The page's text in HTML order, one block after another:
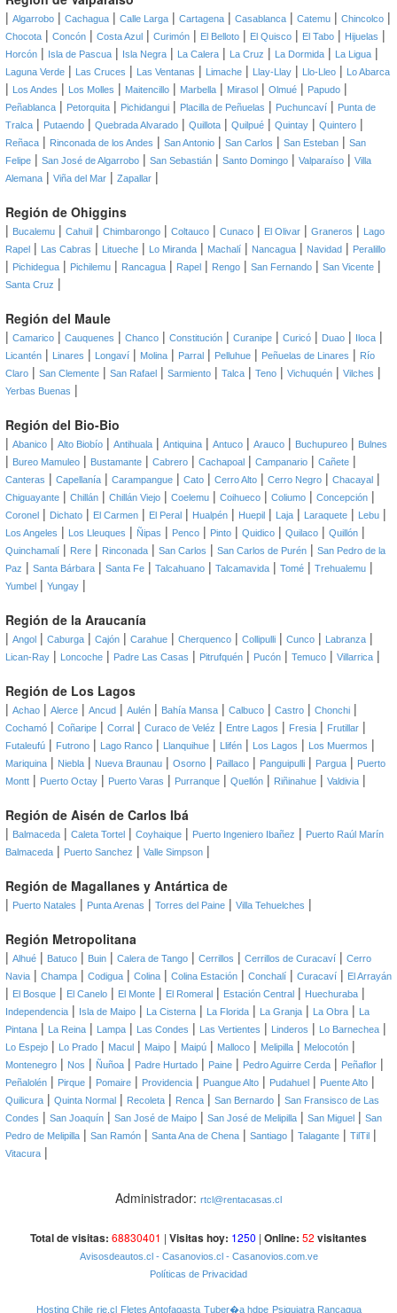
| Algarrobo | Cachagua | Calle Larga | Cartagena | Casablanca | Catemu | Chincolco |
Chocota | Concón | Costa Azul | Curimón | El Belloto | El Quisco | El Tabo | Hijuelas |
Horcón | Isla de Pascua | Isla Negra | La Calera | La Cruz | La Dormida | La Ligua |
Laguna Verde | Las Cruces | Las Ventanas | Limache | Llay-Llay | Llo-Lleo | Lo Abarca
| Los Andes | Los Molles | Maitencillo | Marbella | Mirasol | Olmué | Papudo |
Peñablanca | Petorquita | Pichidangui | Placilla de Peñuelas | Puchuncaví | Punta de
Tralca | Putaendo | Quebrada Alvarado | Quillota | Quilpué | Quintay | Quintero |
Reñaca | Rinconada de los Andes | San Antonio | San Carlos | San Esteban | San
Felipe | San José de Algarrobo | San Sebastián | Santo Domingo | Valparaíso | Villa
Alemana | Viña del Mar | Zapallar |
Región de Ohiggins
| Bucalemu | Cahuil | Chimbarongo | Coltauco | Cunaco | El Olivar | Graneros |
Lago
Rapel | Las Cabras | Litueche | Lo Miranda | Machalí | Nancagua | Navidad | Peralillo
| Pichidegua | Pichilemu | Rancagua | Rapel | Rengo | San Fernando | San Vicente |
Santa Cruz |
Región del Maule
| Camarico | Cauquenes | Chanco | Constitución | Curanipe | Curicó | Duao | Iloca |
Licantén | Linares | Longaví | Molina | Parral | Pelluhue | Peñuelas de Linares | Río
Claro | San Clemente | San Rafael | Sarmiento | Talca | Teno | Vichuquén | Vilches |
Yerbas Buenas |
Región del Bio-Bio
| Abanico | Alto Biobío | Antihuala | Antiquina | Antuco | Arauco | Buchupureo | Bulnes
| Bureo Mamuleo | Bustamante | Cabrero | Cachapoal | Campanario | Cañete |
Canteras | Capellanía | Carampangue | Cato | Cerro Alto | Cerro Negro | Chacayal |
Chiguayante | Chillán | Chillán Viejo | Coelemu | Coihueco | Coliumo | Concepción |
Coronel | Dichato | El Carmen | El Peral | Hualpén | Huepil | Laja | Laraquete | Lebu |
Los Angeles | Los Lleuques | Ñipas | Penco | Pinto | Quidico | Quilaco | Quillón |
Quinchamalí | Rere | Rinconada | San Carlos | San Carlos de Purén | San Pedro de la
Paz | Santa Bárbara | Santa Fe | Talcahuano | Talcamavida | Tomé | Trehualemu |
Yumbel | Yungay |
Región de la Araucanía
| Angol | Caburga | Cajón | Carahue | Cherquenco | Collipulli | Cunco | Labranza |
Lican-Ray | Loncoche | Padre Las Casas | Pitrufquén | Pucón | Temuco | Villarrica |
Región de Los Lagos
| Achao | Alerce | Ancud | Aulén | Bahía Mansa | Calbuco | Castro | Chonchi |
Cochamó | Coñaripe | Corral | Curaco de Veléz | Entre Lagos | Fresia | Frutillar |
Futaleufú | Futrono | Lago Ranco | Llanquihue | Llifén | Los Lagos | Los Muermos |
Mariquina | Niebla | Nueva Braunau | Osorno | Paillaco | Panguipulli | Pargua | Puerto
Montt | Puerto Octay | Puerto Varas | Purranque | Quellón | Riñinahue | Valdivia |
Región de Aisén de Carlos Ibá
| Balmaceda | Caleta Tortel | Coyhaique | Puerto Ingeniero Ibañez | Puerto Raúl Marín
Balmaceda | Puerto Sanchez | Valle Simpson |
Región de Magallanes y Antártica de
| Puerto Natales | Punta Arenas | Torres del Paine | Villa Tehuelches |
Región Metropolitana
| Alhué | Batuco | Buin | Calera de Tango | Cerrillos | Cerrillos de Curacaví | Cerro
Navia | Champa | Codigua | Colina | Colina Estación | Conchalí | Curacaví | El Arrayán
| El Bosque | El Canelo | El Monte | El Romeral | Estación Central | Huechuraba |
Independencia | Isla de Maipo | La Cisterna | La Florida | La Granja | La Obra |
La
Pintana | La Reina | Lampa | Las Condes | Las Vertientes | Linderos | Lo Barnechea |
Lo Espejo | Lo Prado | Macul | Maipo | Maipú | Malloco | Melipilla | Melocotón |
Montenegro | Nos | Ñuñoa | Padre Hurtado | Paine | Pedro Aguirre Cerda | Peñaflor |
Peñalolén | Pirque | Pomaire | Providencia | Puangue Alto | Pudahuel | Puente Alto |
Quilicura | Quinta Normal | Recoleta | Renca | San Bernardo | San Fransisco de Las
Condes | San Joaquín | San José de Maipo | San José de Melipilla | San Miguel | San
Pedro de Melipilla | San Ramón | Santa Ana de Chena | Santiago | Talagante | TilTil |
Vitacura |
Administrador: rtcl@rentacasas.cl
Total de visitas: 68830401 | Visitas hoy: 1250 | Online: 52 visitantes
Avisosdeautos.cl - Casanovios.cl - Casanovios.com.ve
Políticas de Privacidad
Hosting Chile rie.cl Fletes Antofagasta Tuber�a hdpe Psiquiatra Rancagua